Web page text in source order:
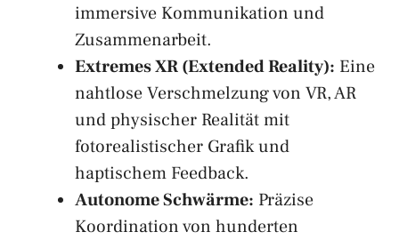
immersive Kommunikation und
Zusammenarbeit.
Extremes XR (Extended Reality): Eine
nahtlose Verschmelzung von VR, AR
und physischer Realität mit
fotorealistischer Grafik und
haptischem Feedback.
Autonome Schwärme: Präzise
Koordination von hunderten